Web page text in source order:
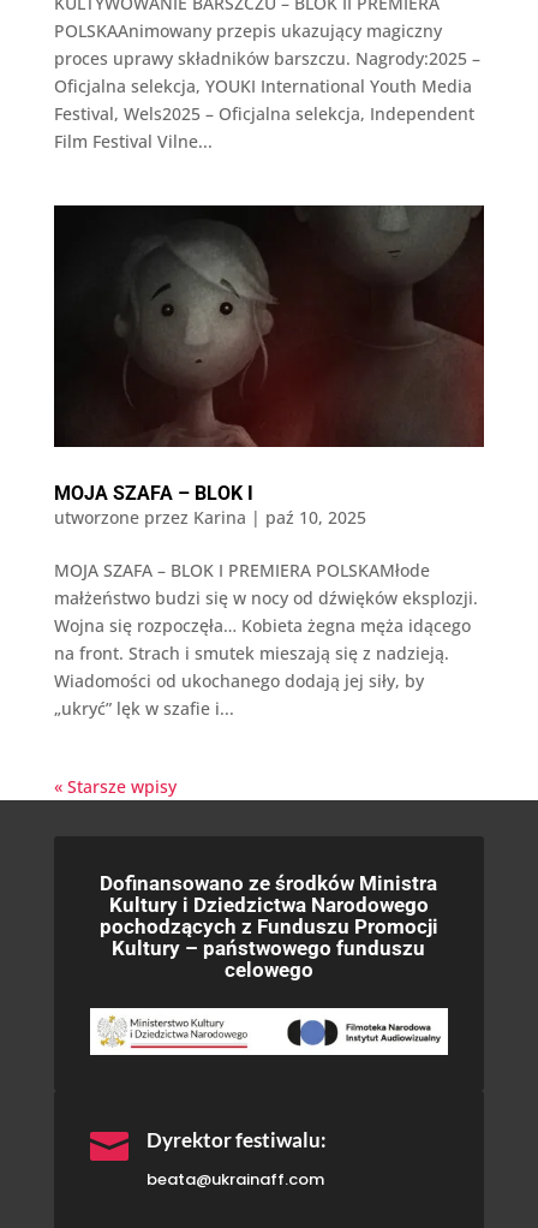
POLSKAAnimowany przepis ukazujący magiczny
proces uprawy składników barszczu. Nagrody:2025 –
Oficjalna selekcja, YOUKI International Youth Media
Festival, Wels2025 – Oficjalna selekcja, Independent
Film Festival Vilne...
MOJA SZAFA – BLOK I
utworzone przez Karina | paź 10, 2025
MOJA SZAFA – BLOK I PREMIERA POLSKAMłode
małżeństwo budzi się w nocy od dźwięków eksplozji.
Wojna się rozpoczęła… Kobieta żegna męża idącego
na front. Strach i smutek mieszają się z nadzieją.
Wiadomości od ukochanego dodają jej siły, by
„ukryć” lęk w szafie i...
« Starsze wpisy
Dofinansowano ze środków Ministra
Kultury i Dziedzictwa Narodowego
pochodzących z Funduszu Promocji
Kultury – państwowego funduszu
celowego
 Dyrektor festiwalu:
beata@ukrainaff.com